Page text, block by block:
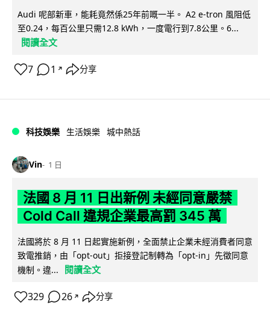
Audi 呢部新車，能耗竟然係25年前嘅一半。 A2 e-tron 風阻低
至0.24，每百公里只需12.8 kWh，一度電行到7.8公里。6...
閱讀全文
7 1 ↗ 分享
科技娛樂 生活娛樂 城中熱話
Vin 1 日
法國 8 月 11 日出新例 未經同意嚴禁
Cold Call 違規企業最高罰 345 萬
法國將於 8 月 11 日起實施新例，全面禁止企業未經消費者同意
致電推銷，由「opt-out」拒接登記制轉為「opt-in」先徵同意
機制。違...
閱讀全文
329 26 ↗ 分享